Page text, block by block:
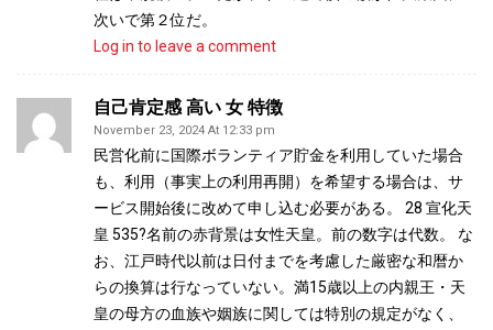
次いで第２位だ。
Log in to leave a comment
自己肯定感 高い 女 特徴
November 23, 2024 At 12:33 pm
民営化前に国際ボランティア貯金を利用していた場合
も、利用（事実上の利用再開）を希望する場合は、サ
ービス開始後に改めて申し込む必要がある。 28 宣化天
皇 535?名前の赤背景は女性天皇。前の数字は代数。 な
お、江戸時代以前は日付までを考慮した厳密な和暦か
らの換算は行なっていない。満15歳以上の内親王・天
皇の母方の血族や姻族に関しては特別の規定がなく、